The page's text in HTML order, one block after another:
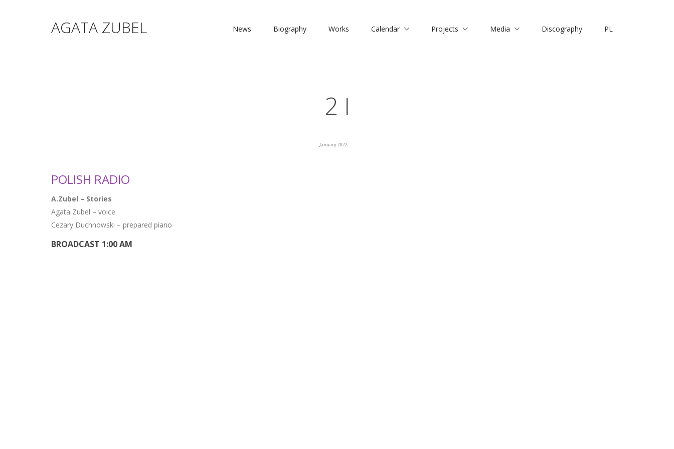
AGATA ZUBEL News Biography Works Calendar Projects Media Discography PL
2 I
January 2022
POLISH RADIO
A.Zubel – Stories
Agata Zubel – voice
Cezary Duchnowski – prepared piano
BROADCAST 1:00 AM